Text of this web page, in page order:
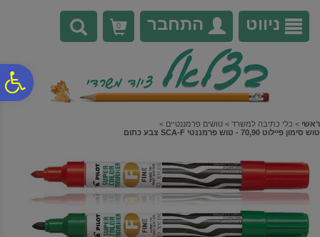
נגישות
אתר
המרכזי
ניווט התחבר 0
ראשי > כלי כתיבה למשרד > טושים פרמננטיים >
טוש סימון פיילוט 70,90 - טוש פרמננטי SCA-F צבע כתום